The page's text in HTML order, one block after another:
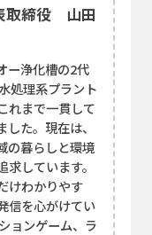
取締役 山田
ー浄化槽の2代
処理系プラント
れまで一貫して
た。現在は、
の暮らしと環境
しています。
けわかりやす
信を心がけてい
ョンゲーム、ラ